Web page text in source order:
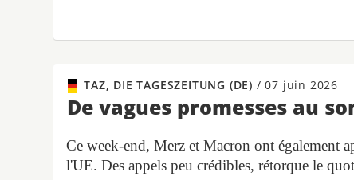
TAZ, DIE TAGESZEITUNG (DE) / 07 juin 2026
De vagues promesses au
Ce week-end, Merz et Macron ont également
l'UE. Des appels peu crédibles, rétorque le